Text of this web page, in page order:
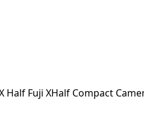
Fuji XHalf Compact